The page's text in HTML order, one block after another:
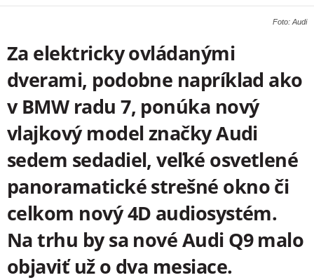
Foto: Audi
Za elektricky ovládanými
dverami, podobne napríklad ako
v BMW radu 7, ponúka nový
vlajkový model značky Audi
sedem sedadiel, veľké osvetlené
panoramatické strešné okno či
celkom nový 4D audiosystém.
Na trhu by sa nové Audi Q9 malo
objaviť už o dva mesiace.